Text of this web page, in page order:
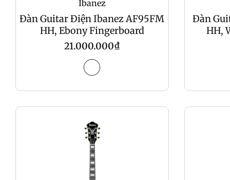
Ibanez
Đàn Guitar Điện Ibanez AF95FM
HH, Ebony Fingerboard
Regular
price
21.000.000₫
Đàn
HH,